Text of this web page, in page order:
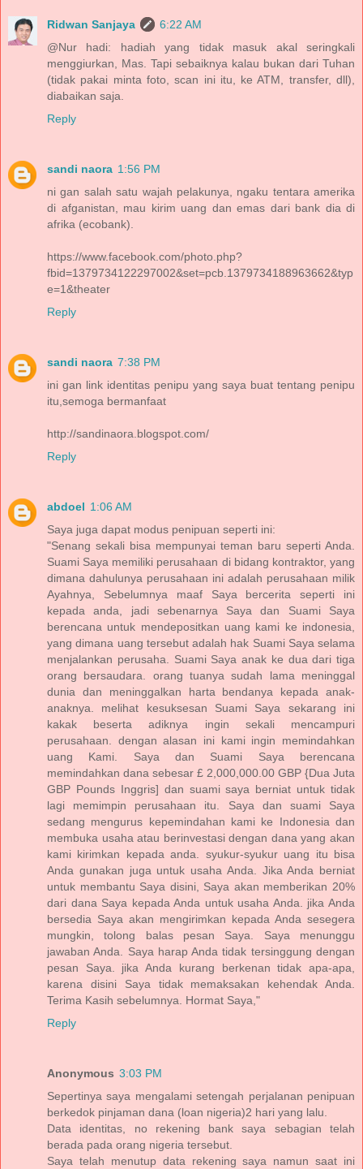
Ridwan Sanjaya
6:22 AM
@Nur hadi: hadiah yang tidak masuk akal seringkali
menggiurkan, Mas. Tapi sebaiknya kalau bukan dari Tuhan
(tidak pakai minta foto, scan ini itu, ke ATM, transfer, dll),
diabaikan saja.
Reply
sandi naora 1:56 PM
ni gan salah satu wajah pelakunya, ngaku tentara amerika
di afganistan, mau kirim uang dan emas dari bank dia di
afrika (ecobank).
https://www.facebook.com/photo.php?
fbid=1379734122297002&set=pcb.1379734188963662&typ
e=1&theater
Reply
sandi naora 7:38 PM
ini gan link identitas penipu yang saya buat tentang penipu
itu,semoga bermanfaat
http://sandinaora.blogspot.com/
Reply
abdoel 1:06 AM
Saya juga dapat modus penipuan seperti ini:
"Senang sekali bisa mempunyai teman baru seperti Anda.
Suami Saya memiliki perusahaan di bidang kontraktor, yang
dimana dahulunya perusahaan ini adalah perusahaan milik
Ayahnya, Sebelumnya maaf Saya bercerita seperti ini
kepada anda, jadi sebenarnya Saya dan Suami Saya
berencana untuk mendepositkan uang kami ke indonesia,
yang dimana uang tersebut adalah hak Suami Saya selama
menjalankan perusaha. Suami Saya anak ke dua dari tiga
orang bersaudara. orang tuanya sudah lama meninggal
dunia dan meninggalkan harta bendanya kepada anak-
anaknya. melihat kesuksesan Suami Saya sekarang ini
kakak beserta adiknya ingin sekali mencampuri
perusahaan. dengan alasan ini kami ingin memindahkan
uang Kami. Saya dan Suami Saya berencana
memindahkan dana sebesar £ 2,000,000.00 GBP {Dua Juta
GBP Pounds Inggris] dan suami saya berniat untuk tidak
lagi memimpin perusahaan itu. Saya dan suami Saya
sedang mengurus kepemindahan kami ke Indonesia dan
membuka usaha atau berinvestasi dengan dana yang akan
kami kirimkan kepada anda. syukur-syukur uang itu bisa
Anda gunakan juga untuk usaha Anda. Jika Anda berniat
untuk membantu Saya disini, Saya akan memberikan 20%
dari dana Saya kepada Anda untuk usaha Anda. jika Anda
bersedia Saya akan mengirimkan kepada Anda sesegera
mungkin, tolong balas pesan Saya. Saya menunggu
jawaban Anda. Saya harap Anda tidak tersinggung dengan
pesan Saya. jika Anda kurang berkenan tidak apa-apa,
karena disini Saya tidak memaksakan kehendak Anda.
Terima Kasih sebelumnya. Hormat Saya,"
Reply
Anonymous 3:03 PM
Sepertinya saya mengalami setengah perjalanan penipuan
berkedok pinjaman dana (loan nigeria)2 hari yang lalu.
Data identitas, no rekening bank saya sebagian telah
berada pada orang nigeria tersebut.
Saya telah menutup data rekening saya namun saat ini